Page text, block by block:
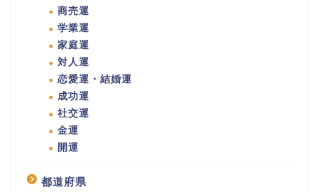
商売運
学業運
家庭運
対人運
恋愛運・結婚運
成功運
社交運
金運
開運
都道府県